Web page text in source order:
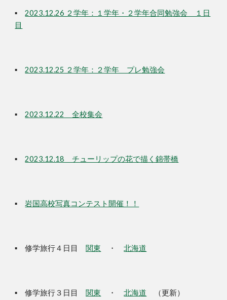
▪2023.12.26 ２学年：１学年・２学年合同勉強会 １日
目
▪2023.12.25 ２学年：２学年 プレ勉強会
▪2023.12.22 全校集会
▪2023.12.18 チューリップの花で描く錦帯橋
▪岩国高校写真コンテスト開催！！
▪修学旅行４日目 関東 ・北海道
▪ 修学旅行３日目 関東 ・北海道 （更新）